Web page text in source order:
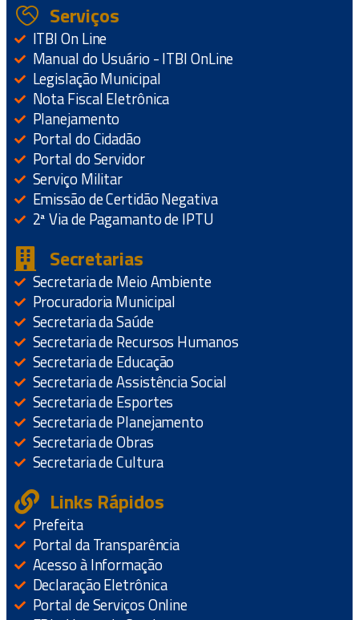
Serviços
ITBI On Line
Manual do Usuário - ITBI OnLine
Legislação Municipal
Nota Fiscal Eletrônica
Planejamento
Portal do Cidadão
Portal do Servidor
Serviço Militar
Emissão de Certidão Negativa
2ª Via de Pagamanto de IPTU
Secretarias
Secretaria de Meio Ambiente
Procuradoria Municipal
Secretaria da Saúde
Secretaria de Recursos Humanos
Secretaria de Educação
Secretaria de Assistência Social
Secretaria de Esportes
Secretaria de Planejamento
Secretaria de Obras
Secretaria de Cultura
Links Rápidos
Prefeita
Portal da Transparência
Acesso à Informação
Declaração Eletrônica
Portal de Serviços Online